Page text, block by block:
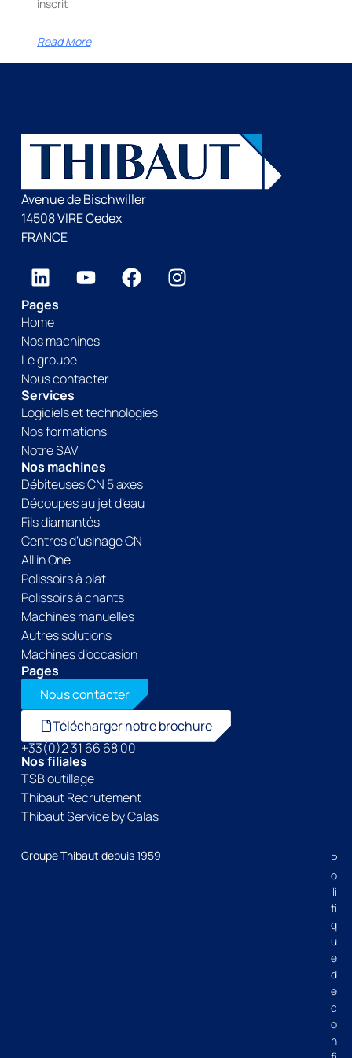
inscrit
Read More
Avenue de Bischwiller
14508 VIRE Cedex
FRANCE
Pages
Home
Nos machines
Le groupe
Nous contacter
Services
Logiciels et technologies
Nos formations
Notre SAV
Nos machines
Débiteuses CN 5 axes
Découpes au jet d’eau
Fils diamantés
Centres d’usinage CN
All in One
Polissoirs à plat
Polissoirs à chants
Machines manuelles
Autres solutions
Machines d’occasion
Pages
Nous contacter
Télécharger notre brochure
+33(0)2 31 66 68 00
Nos filiales
TSB outillage
Thibaut Recrutement
Thibaut Service by Calas
Groupe Thibaut depuis 1959
P
o
li
ti
q
u
e
d
e
c
o
n